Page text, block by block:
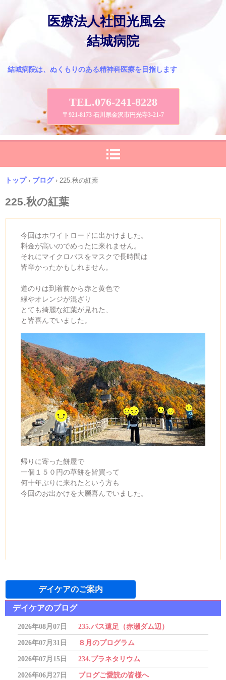
医療法人社団光風会
結城病院
結城病院は、ぬくもりのある精神科医療を目指します
TEL.076-241-8228
〒921-8173 石川県金沢市円光寺3-21-7
トップ › ブログ › 225.秋の紅葉
225.秋の紅葉
今回はホワイトロードに出かけました。
料金が高いのでめったに来れません。
それにマイクロバスをマスクで長時間は
皆辛かったかもしれません。
道のりは到着前から赤と黄色で
緑やオレンジが混ざり
とても綺麗な紅葉が見れた、
と皆喜んでいました。
帰りに寄った餅屋で
一個１５０円の草餅を皆買って
何十年ぶりに来れたという方も
今回のお出かけを大層喜んでいました。
デイケアのご案内
デイケアのブログ
2026年08月07日 235.バス遠足（赤瀬ダム辺）
2026年07月31日 ８月のプログラム
2026年07月15日 234.プラネタリウム
2026年06月27日 ブログご愛読の皆様へ